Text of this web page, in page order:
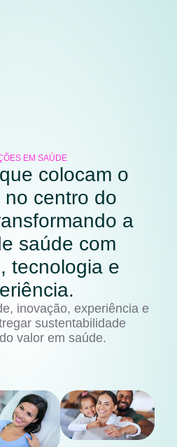
EM SAÚDE
colocam o
no centro do
a
saúde com
tecnologia e
inovação, experiência e
sustentabilidade
valor em saúde.